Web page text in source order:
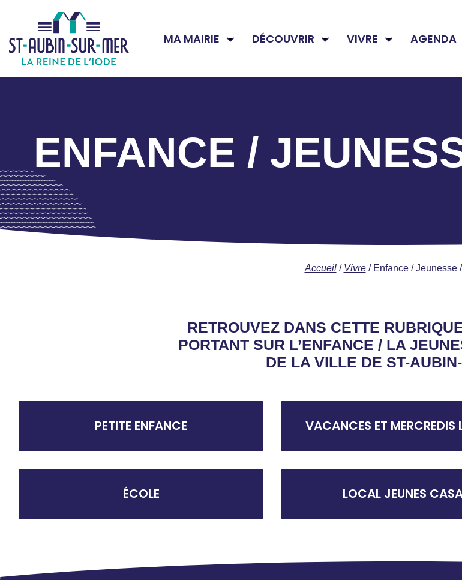
MA MAIRIE DÉCOUVRIR VIVRE AGENDA
ENFANCE /
Accueil/ Vivre/ Enfance / Jeunesse
RETROUVEZ DANS CETTE
PORTANT SUR L’ENFANCE / LA
DE LA VILLE DE ST-
PETITE ENFANCE VACANCES ET MERCREDIS
ÉCOLE LOCAL JEUNES